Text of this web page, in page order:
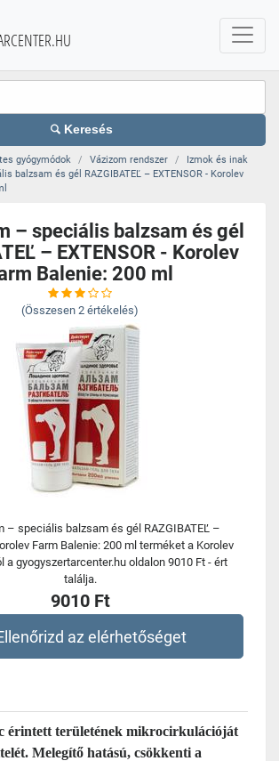
Keresés
gyógymódok Vázizom rendszer
Izmok és inak
balzsam és gél RAZGIBATEĽ – EXTENSOR - Korolev
– speciális balzsam és gél
– EXTENSOR - Korolev
Balenie: 200 ml
(Összesen 2 értékelés)
– speciális balzsam és gél RAZGIBATEĽ –
Farm Balenie: 200 ml terméket a Korolev
a gyogyszertarcenter.hu oldalon 9010 Ft - ért
találja.
9010 Ft
az elérhetőséget
érintett területének mikrocirkulációját
Melegítő hatású, csökkenti a